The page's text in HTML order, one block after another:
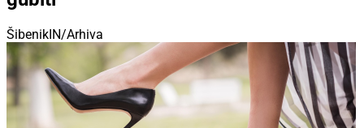
ŠibenikIN/Arhiva